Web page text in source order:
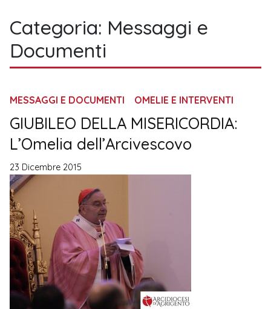
Categoria: Messaggi e
Documenti
MESSAGGI E DOCUMENTI OMELIE E INTERVENTI
GIUBILEO DELLA MISERICORDIA:
L’Omelia dell’Arcivescovo
23 Dicembre 2015